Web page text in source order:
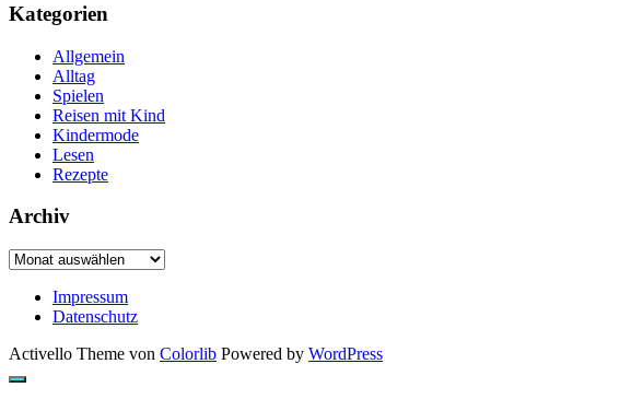
Kategorien
Allgemein
Alltag
Spielen
Reisen mit Kind
Kindermode
Lesen
Rezepte
Archiv
Archiv
Impressum
Datenschutz
Activello Theme von Colorlib Powered by WordPress